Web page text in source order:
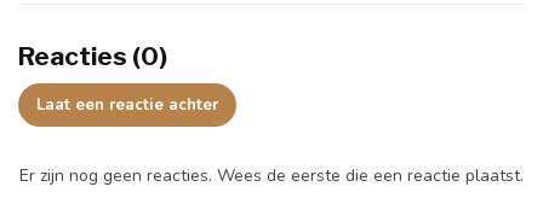
Reacties (0)
Laat een reactie achter
Er zijn nog geen reacties. Wees de eerste die een reactie plaatst.